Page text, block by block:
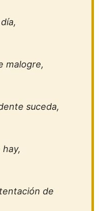
malogre,
suceda,
de